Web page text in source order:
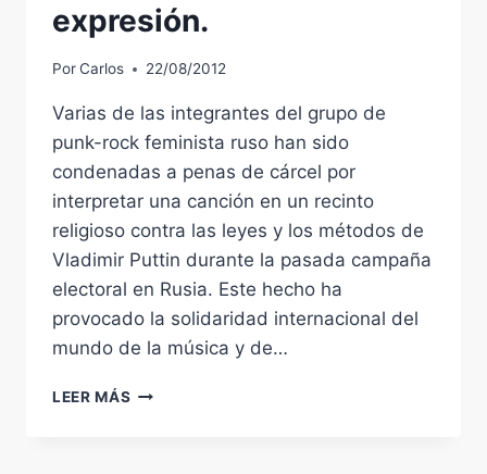
expresión.
PorCarlos 22/08/2012
Varias de las integrantes del grupo de
punk-rock feminista ruso han sido
condenadas a penas de cárcel por
interpretar una canción en un recinto
religioso contra las leyes y los métodos de
Vladimir Puttin durante la pasada campaña
electoral en Rusia. Este hecho ha
provocado la solidaridad internacional del
mundo de la música y de…
LEER MÁS LAS